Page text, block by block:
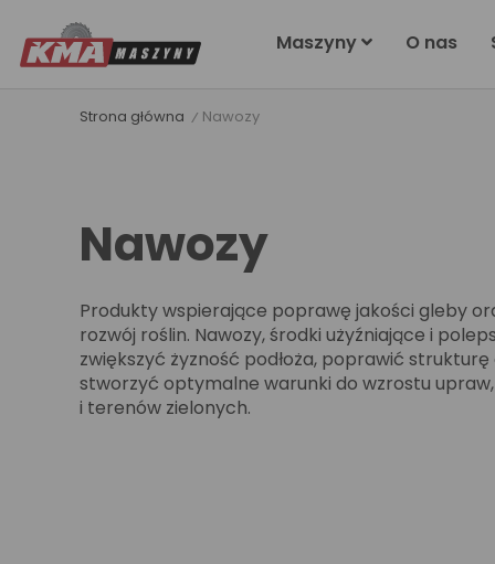
Maszyny O nas
Strona główna Nawozy
Nawozy
Produkty wspierające poprawę jakości gleby
rozwój roślin. Nawozy, środki użyźniające i
zwiększyć żyzność podłoża, poprawić
stworzyć optymalne warunki do wzrostu
i terenów zielonych.